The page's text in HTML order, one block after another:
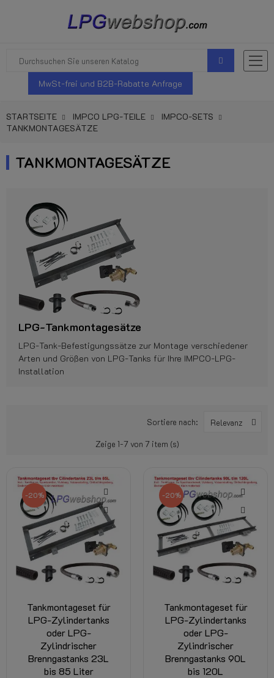
MwSt-frei und B2B-Rabatte Anfrage
STARTSEITE IMPCO LPG-TEILE
IMPCO-SETS
TANKMONTAGESÄTZE
TANKMONTAGESÄTZE
LPG-Tankmontagesätze
LPG-Tank-Befestigungssätze zur Montage verschiedener
Arten und Größen von LPG-Tanks für Ihre IMPCO-LPG-
Installation
Sortiere nach: Relevanz
Zeige 1-7 von 7 item (s)
-20%
Tankmontageset für
LPG-Zylindertanks
oder LPG-
Zylindrischer
Brenngastanks 23L
bis 85 Liter
-20%
Tankmontageset für
LPG-Zylindertanks
oder LPG-
Zylindrischer
Brenngastanks 90L
bis 120L